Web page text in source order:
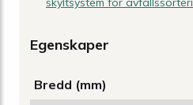
Egenskaper
Bredd (mm)